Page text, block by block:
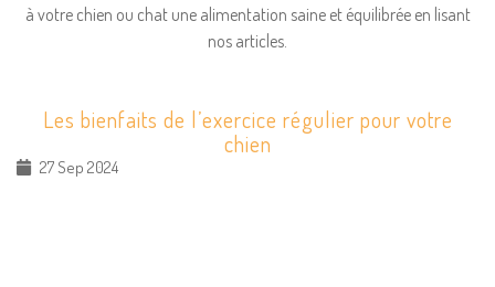
à votre chien ou chat une alimentation saine et équilibrée en lisant
nos articles.
Les bienfaits de l’exercice régulier pour votre
chien
27 Sep 2024